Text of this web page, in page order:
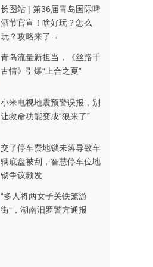
长图站 | 第36届青岛国际啤
酒节官宣！啥好玩？怎么
玩？攻略来了→
青岛流量新担当，《丝路千
古情》引爆“上合之夏”
小米电视地震预警误报，别
让救命功能变成“狼来了”
交了停车费地锁未落导致车
辆底盘被刮，智慧停车位地
锁争议频发
“多人将两女子关铁笼游
街”，湖南汨罗警方通报